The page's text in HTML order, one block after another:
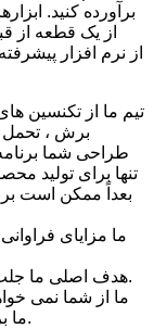
برآورده کنید.
از یک قطعه از
تیم ما از تکنسین
برش ، تحمل
طراحی شما
تنها برای تولید
بعداً ممکن است
• هدف اصلی ما جلب رضایت مشتریان خود با خدمات عالی است.
ما برای کارهای بسیار دقیق خود اطمینان می دهیم.